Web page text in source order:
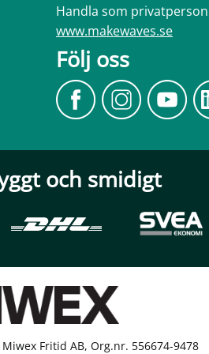
Handla som
www.makewaves.se
Följ oss
och smidigt
Fritid AB, Org.nr. 556674-9478